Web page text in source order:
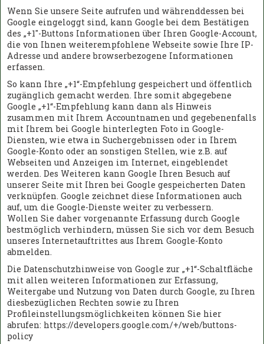
Wenn Sie unsere Seite aufrufen und währenddessen bei
Google eingeloggt sind, kann Google bei dem Bestätigen
des „+1"-Buttons Informationen über Ihren Google-Account,
die von Ihnen weiterempfohlene Webseite sowie Ihre IP-
Adresse und andere browserbezogene Informationen
erfassen.
So kann Ihre „+1“-Empfehlung gespeichert und öffentlich
zugänglich gemacht werden. Ihre somit abgegebene
Google „+1“-Empfehlung kann dann als Hinweis
zusammen mit Ihrem Accountnamen und gegebenenfalls
mit Ihrem bei Google hinterlegten Foto in Google-
Diensten, wie etwa in Suchergebnissen oder in Ihrem
Google-Konto oder an sonstigen Stellen, wie z.B. auf
Webseiten und Anzeigen im Internet, eingeblendet
werden. Des Weiteren kann Google Ihren Besuch auf
unserer Seite mit Ihren bei Google gespeicherten Daten
verknüpfen. Google zeichnet diese Informationen auch
auf, um die Google-Dienste weiter zu verbessern.
Wollen Sie daher vorgenannte Erfassung durch Google
bestmöglich verhindern, müssen Sie sich vor dem Besuch
unseres Internetauftrittes aus Ihrem Google-Konto
abmelden.
Die Datenschutzhinweise von Google zur „+1“-Schaltfläche
mit allen weiteren Informationen zur Erfassung,
Weitergabe und Nutzung von Daten durch Google, zu Ihren
diesbezüglichen Rechten sowie zu Ihren
Profileinstellungsmöglichkeiten können Sie hier
abrufen: https://developers.google.com/+/web/buttons-
policy